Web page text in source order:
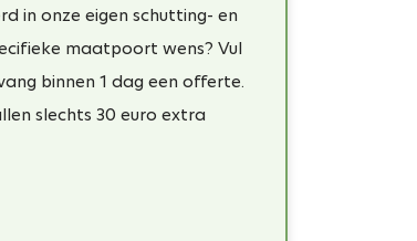
in onze eigen schutting- en
maatpoort wens? Vul
binnen 1 dag een offerte.
slechts 30 euro extra